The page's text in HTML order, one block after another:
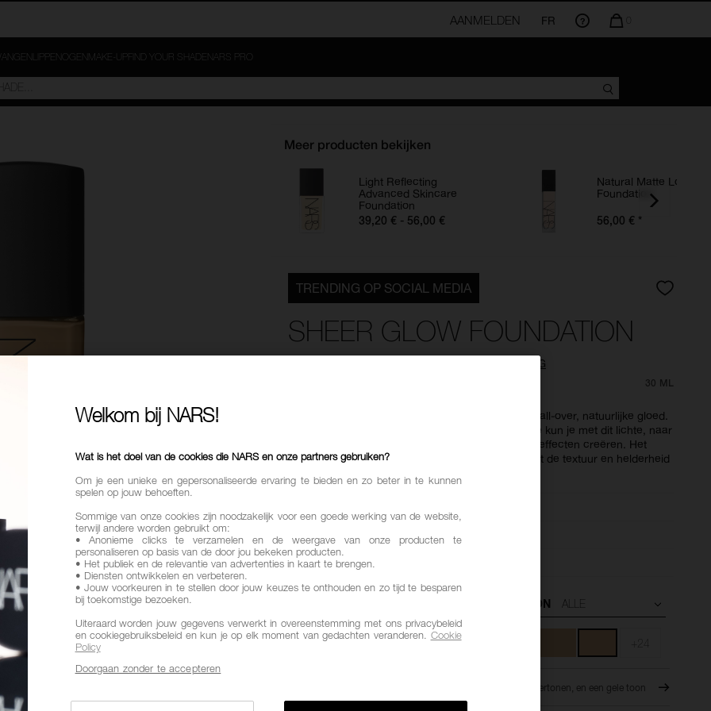
AANMELDEN FR
MAKE-UP FIND YOUR SHADE NARS PRO
Meer producten bekijken
Light Reflecting
Advanced Skincare
Foundation
39,20 € - 56,00 €
Natural Matte
Foundation
56,00 € *
TRENDING OP SOCIAL MEDIA
SHEER GLOW FOUNDATION
30 ML
Een creatieve essential voor het creëren van een all-over, natuurlijke gloed.
Dankzij de NARS Complexion Brightening Formule kun je met dit lichte, naar
wens op te bouwen product tal van verschillende effecten creëren. Het
zorgt tegelijkertijd voor een egale teint en verbetert de textuur en helderheid
SCHRIJF EEN BEOORDELING
Opbouwbaar
Voordelen Lichtgewicht,
ONDERTOON
M3 - Medium met warme ondertonen, en een gele toon
Welkom bij NARS!
Wat is het doel van de cookies die NARS en onze partners gebruiken?
Om je een unieke en gepersonaliseerde ervaring te bieden en zo beter in te kunnen
spelen op jouw behoeften.
Sommige van onze cookies zijn noodzakelijk voor een goede werking van de website,
terwijl andere worden gebruikt om:
• Anonieme clicks te verzamelen en de weergave van onze producten te
personaliseren op basis van de door jou bekeken producten.
• Het publiek en de relevantie van advertenties in kaart te brengen.
• Diensten ontwikkelen en verbeteren.
• Jouw voorkeuren in te stellen door jouw keuzes te onthouden en zo tijd te besparen
bij toekomstige bezoeken.
Uiteraard worden jouw gegevens verwerkt in overeenstemming met ons privacybeleid
en cookiegebruiksbeleid en kun je op elk moment van gedachten veranderen. Cookie
Policy
Doorgaan zonder te accepteren